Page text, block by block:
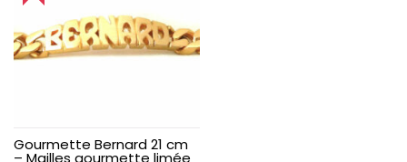
Gourmette Bernard 21 cm